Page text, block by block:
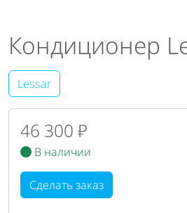
Кондиционер
Lessar
46 300 ₽
В наличии
Сделать заказ